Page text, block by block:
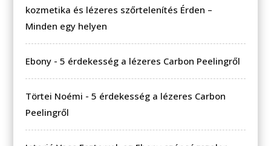
kozmetika és lézeres szőrtelenítés Érden –
Minden egy helyen
Ebony -5 érdekesség a lézeres Carbon Peelingről
Törtei Noémi -5 érdekesség a lézeres Carbon
Peelingről